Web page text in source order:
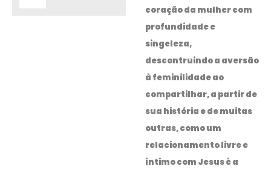
coração da mulher com
profundidade e
singeleza,
descontruindo a aversão
à feminilidade ao
compartilhar, a partir de
sua história e de muitas
outras, como um
relacionamento livre e
íntimo com Jesus é a